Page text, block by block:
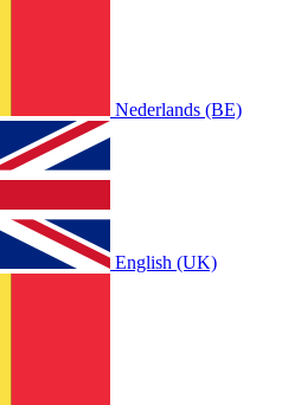
Nederlands (BE)
English (UK)